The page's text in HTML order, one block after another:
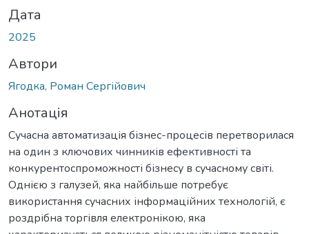
Дата
2025
Автори
Ягодка, Роман Сергійович
Анотація
Сучасна автоматизація бізнес-процесів перетворилася
на один з ключових чинників ефективності та
конкурентоспроможності бізнесу в сучасному світі.
Однією з галузей, яка найбільше потребує
використання сучасних інформаційних технологій, є
роздрібна торгівля електронікою, яка